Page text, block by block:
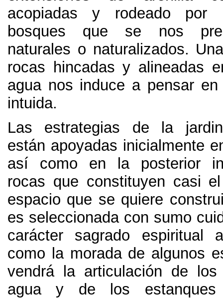
acopiadas y rodeado
bosques que se nos
naturales o naturalizados.
rocas hincadas y alineadas
agua nos induce a pensar en
intuida.
Las estrategias de la
están apoyadas inicialmente
así como en la posterior
rocas que constituyen casi
espacio que se quiere
es seleccionada con sumo
carácter sagrado espiritual
como la morada de algunos
vendrá la articulación de los
agua y de los